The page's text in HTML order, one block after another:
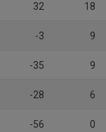
32 18
-3 9
-35 9
-28 6
-56 0